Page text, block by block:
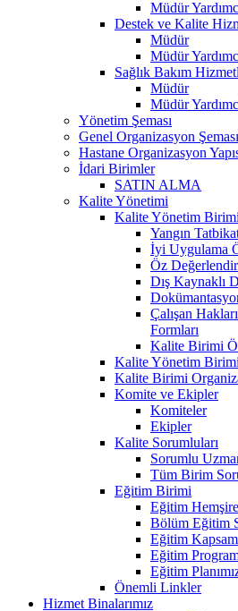
Müdür
Destek ve Kalite
Müdür
Müdür
Sağlık Bakım
Müdür
Müdür
Yönetim Şeması
Genel Organizasyon Şeması
Hastane Organizasyon
İdari Birimler
SATIN ALMA
Kalite Yönetimi
Kalite Yönetim Birimi
Yangın
İyi Uygulama
Öz
Dış Kaynaklı
Çalışan
Formları
Kalite Birimi
Kalite Yönetim
Kalite Birimi
Komite ve Ekipler
Komiteler
Ekipler
Kalite Sorumluları
Sorumlu
Tüm Birim
Eğitim Birimi
Eğitim
Bölüm Eğitim
Eğitim
Eğitim
Eğitim
Önemli Linkler
Hizmet Binalarımız